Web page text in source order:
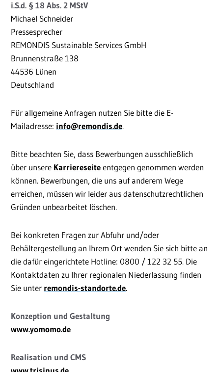
i.S.d. § 18 Abs. 2 MStV
Michael Schneider
Pressesprecher
REMONDIS Sustainable Services GmbH
Brunnenstraße 138
44536 Lünen
Deutschland
Für allgemeine Anfragen nutzen Sie bitte die E-
Mailadresse: info@remondis.de.
Bitte beachten Sie, dass Bewerbungen ausschließlich
über unsere Karriereseiteentgegen genommen werden
können. Bewerbungen, die uns auf anderem Wege
erreichen, müssen wir leider aus datenschutzrechtlichen
Gründen unbearbeitet löschen.
Bei konkreten Fragen zur Abfuhr und/oder
Behältergestellung an Ihrem Ort wenden Sie sich bitte an
die dafür eingerichtete Hotline: 0800 / 122 32 55. Die
Kontaktdaten zu Ihrer regionalen Niederlassung finden
Sie unter remondis-standorte.de.
Konzeption und Gestaltung
www.yomomo.de
Realisation und CMS